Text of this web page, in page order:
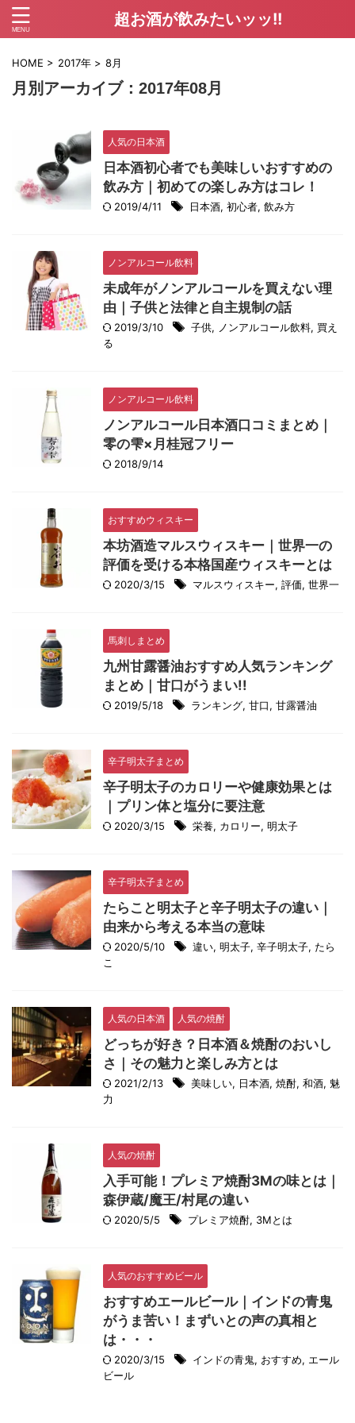
超お酒が飲みたいッッ!!
HOME > 2017年 > 8月
月別アーカイブ：2017年08月
人気の日本酒
日本酒初心者でも美味しいおすすめの
飲み方｜初めての楽しみ方はコレ！
2019/4/11 日本酒, 初心者, 飲み方
ノンアルコール飲料
未成年がノンアルコールを買えない理
由｜子供と法律と自主規制の話
2019/3/10 子供, ノンアルコール飲料, 買え
る
ノンアルコール飲料
ノンアルコール日本酒口コミまとめ｜
零の雫×月桂冠フリー
2018/9/14
おすすめウィスキー
本坊酒造マルスウィスキー｜世界一の
評価を受ける本格国産ウィスキーとは
2020/3/15 マルスウィスキー, 評価, 世界一
馬刺しまとめ
九州甘露醤油おすすめ人気ランキング
まとめ｜甘口がうまい!!
2019/5/18 ランキング, 甘口, 甘露醤油
辛子明太子まとめ
辛子明太子のカロリーや健康効果とは
｜プリン体と塩分に要注意
2020/3/15 栄養, カロリー, 明太子
辛子明太子まとめ
たらこと明太子と辛子明太子の違い｜
由来から考える本当の意味
2020/5/10 違い, 明太子, 辛子明太子, たら
こ
人気の日本酒 人気の焼酎
どっちが好き？日本酒＆焼酎のおいし
さ｜その魅力と楽しみ方とは
2021/2/13 美味しい, 日本酒, 焼酎, 和酒, 魅
力
人気の焼酎
入手可能！プレミア焼酎3Mの味とは｜
森伊蔵/魔王/村尾の違い
2020/5/5 プレミア焼酎, 3Mとは
人気のおすすめビール
おすすめエールビール｜インドの青鬼
がうま苦い！まずいとの声の真相と
は・・・
2020/3/15 インドの青鬼, おすすめ, エール
ビール